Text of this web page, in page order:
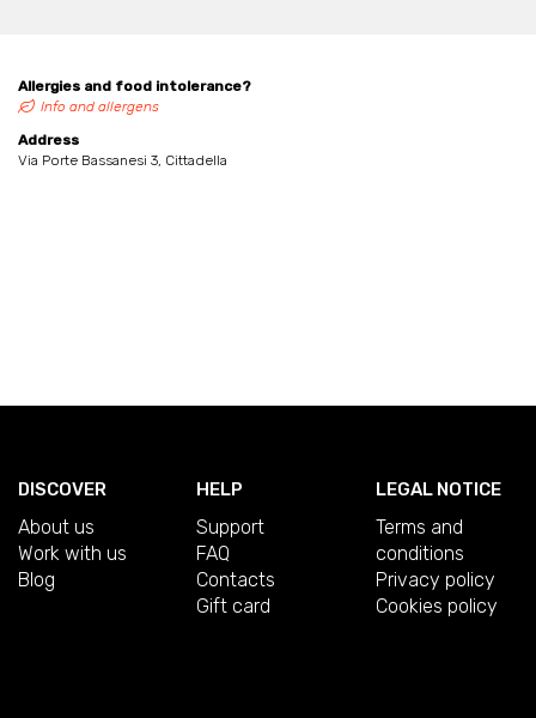
Allergies and food intolerance?
Info and allergens
Address
Via Porte Bassanesi 3, Cittadella
DISCOVER
About us
Work with us
Blog
HELP
Support
FAQ
Contacts
Gift card
LEGAL NOTICE
Terms and
conditions
Privacy policy
Cookies policy